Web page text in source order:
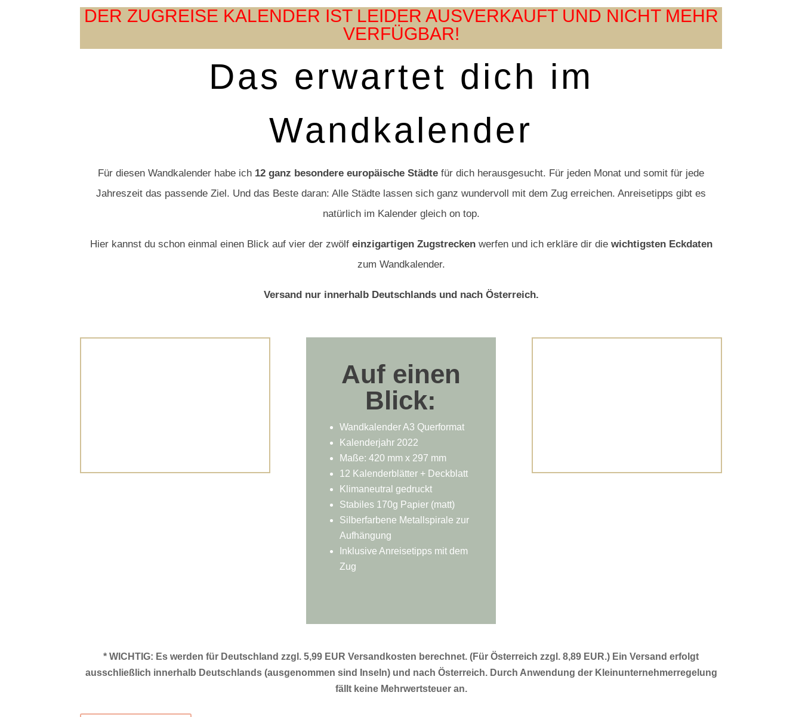
DER ZUGREISE KALENDER IST LEIDER AUSVERKAUFT UND NICHT MEHR
VERFÜGBAR!
Das erwartet dich im
Wandkalender
Für diesen Wandkalender habe ich 12 ganz besondere europäische Städte für dich herausgesucht. Für jeden Monat und somit für jede
Jahreszeit das passende Ziel. Und das Beste daran: Alle Städte lassen sich ganz wundervoll mit dem Zug erreichen. Anreisetipps gibt es
natürlich im Kalender gleich on top.
Hier kannst du schon einmal einen Blick auf vier der zwölf einzigartigen Zugstreckenwerfen und ich erkläre dir die wichtigsten Eckdaten
zum Wandkalender.
Versand nur innerhalb Deutschlands und nach Österreich.
Auf einen
Blick:
Wandkalender A3 Querformat
Kalenderjahr 2022
Maße: 420 mm x 297 mm
12 Kalenderblätter + Deckblatt
Klimaneutral gedruckt
Stabiles 170g Papier (matt)
Silberfarbene Metallspirale zur
Aufhängung
Inklusive Anreisetipps mit dem
Zug
* WICHTIG: Es werden für Deutschland zzgl. 5,99 EUR Versandkosten berechnet. (Für Österreich zzgl. 8,89 EUR.) Ein Versand erfolgt
ausschließlich innerhalb Deutschlands (ausgenommen sind Inseln) und nach Österreich. Durch Anwendung der Kleinunternehmerregelung
fällt keine Mehrwertsteuer an.